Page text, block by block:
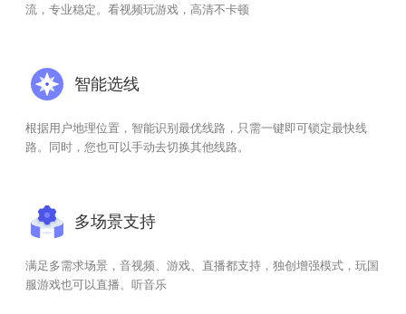
流，专业稳定。看视频玩游戏，高清不卡顿
智能选线
根据用户地理位置，智能识别最优线路，只需一键即可锁定最快线
路。同时，您也可以手动去切换其他线路。
多场景支持
满足多需求场景，音视频、游戏、直播都支持，独创增强模式，玩国
服游戏也可以直播、听音乐